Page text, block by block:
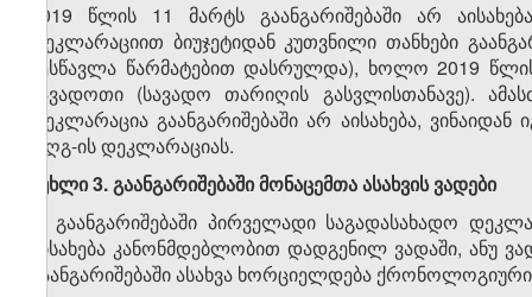
2019 წლის 11 მარტს გაანგარიშებაში არ
დეკლარაციით ბიუჯეტიდან კუთვნილი თანხები
შესწავლა წარმატებით დასრულდა), ხოლო 2019
სავადოთი (სავადო თარიღის გასვლისთანავე).
დეკლარაცია გაანგარიშებაში არ აისახება,
დღგ-ის დეკლარაციას.
მუხლი 3. გაანგარიშებაში მონაცემთა ასახვის ვადები
1. გაანგარიშებაში პირველადი საგადასახადო
აისახება კანონმდებლობით დადგენილ ვადაში, ანუ
გაანგარიშებაში ასახვა ხორციელდება